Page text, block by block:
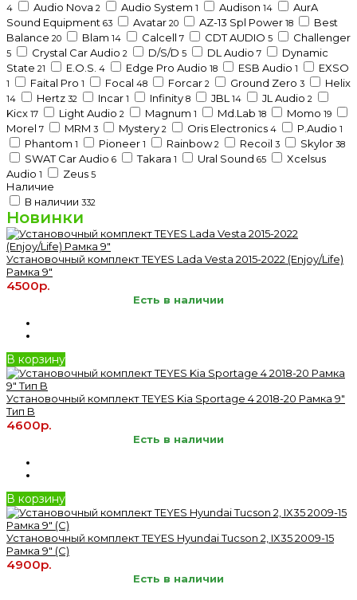
4 Audio Nova 2 Audio System 1 Audison 14
AurA
Sound Equipment 63 Avatar 20 AZ-13 Spl Power 18
Best
Balance 20 Blam 14 Calcell 7 CDT AUDIO 5 Challenger
5 Crystal Car Audio 2 D/S/D 5 DL Audio 7
Dynamic
State 21 E.O.S. 4 Edge Pro Audio 18 ESB Audio 1 EXSO
1 Faital Pro 1 Focal 48 Forcar 2 Ground Zero 3 Helix
14 Hertz 32 Incar 1 Infinity 8 JBL 14 JL Audio 2
Kicx 17 Light Audio 2 Magnum 1 Md.Lab 18 Momo 19
Morel 7 MRM 3 Mystery 2 Oris Electronics 4 P.Audio 1
Phantom 1 Pioneer 1 Rainbow2 Recoil 3 Skylor 38
SWAT Car Audio 6 Takara 1 Ural Sound 65
Xcelsus
Audio 1 Zeus 5
Наличие
В наличии 332
Новинки
Установочный комплект TEYES Lada Vesta 2015-2022 (Enjoy/Life)
Рамка 9"
4500р.
Есть в наличии
В корзину
Установочный комплект TEYES Kia Sportage 4 2018-20 Рамка 9"
Тип B
4600р.
Есть в наличии
В корзину
Установочный комплект TEYES Hyundai Tucson 2, IX35 2009-15
Рамка 9" (C)
4900р.
Есть в наличии